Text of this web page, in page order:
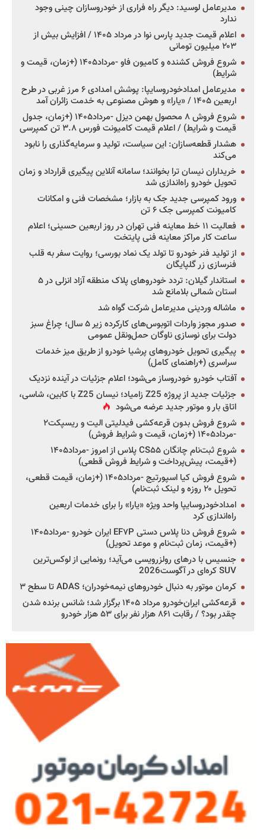
مدیرعامل لوسید: دیگر راه فراری از خودروسازان چینی وجود
ندارد
اعلام قیمت جدید پارس نوا در مرداد ۱۴۰۵ / افزایش بیش از
۲۰۳ میلیون تومانی
شروع فروش کشنده و کامیون فاو -مرداد۱۴۰۵ (+زمان، قیمت و
شرایط)
مدیرعامل امدادخودروسایپا: پوشش امدادی ۶ مرز غربی در طرح
اربعین ۱۴۰۵ / «یارا» و هوش مصنوعی به خدمت زائران آمد
شروع فروش ۸ محصول بهمن دیزل -مرداد۱۴۰۵ (+زمان، جدول
قیمت و شرایط) / اعلام قیمت کامیونت فورس ۳.۸ تن کمپرسی
هشدار قطعه‌سازان: این سیاست، تولید و سرمایه‌گذاری را نابود
می‌کند
خریداران نیسان ترا بخوانند؛ سامانه آنلاین پیگیری قرارداد و زمان
تحویل خودرو راه‌اندازی شد
ورود کمپرسی جدید جک به بازار؛ مشخصات فنی و امکانات
کامیونت کمپرسی جک ۶ تن
فعالیت ۱۱ خط معاینه فنی تهران در روز اربعین حسینی؛ اعلام
ساعت کار مراکز معاینه فنی پایتخت
از تولید فنر خودرو تا تولد یک نماد بورسی؛ روایت سفر به قلب
فنرسازی زر گلپایگان
استاندار گیلان: تردد خودروهای پلاک منطقه آزاد انزلی در ۵
استان شمالی بلامانع شد
ماشاله وردینی مدیرعامل شرکت گواه شد
صدور مجوز واردات اتوبوس‌های کارکرده زیر ۵ سال؛ چراغ سبز
دولت برای نوسازی ناوگان حمل‌ونقل عمومی
پیگیری تحویل خودروهای پرشیا خودرو از طریق میز خدمات
سراسری (+راهنمای کامل)
آفتاب خودرو خودروساز می‌شود؛ اعلام جزئیات در آینده نزدیک
جزئیات جدید از پروژه Z25 زامیاد؛ نیسان Z25 با کابین، شاسی،
اتاق بار و موتور جدید عرضه می‌شود
شروع فروش بدون قرعه‌کشی فیدلیتی الیت و ریسپکت۲
-مرداد۱۴۰۵ (+زمان، قیمت و شرایط فروش)
شروع ثبت‌نام چانگان CS۵۵ پلاس از امروز -مرداد۱۴۰۵
(+قیمت، پیش‌پرداخت و شرایط فروش قطعی)
شروع فروش کیا اسپورتیج -مرداد۱۴۰۵ (+زمان، قیمت قطعی،
تحویل ۲۰ روزه و لینک ثبت‌نام)
امدادخودروسایپا واحد ویژه «یارا» را برای خدمات اربعین
راه‌اندازی کرد
شروع فروش دنا پلاس دستی EF۷P ایران خودرو -مرداد۱۴۰۵
(+قیمت، زمان ثبت‌نام و موعد تحویل)
جنسیس با درهای رولزرویسی می‌آید؛ رونمایی از لوکس‌ترین
SUV کره‌ای در آگوست2026
کرمان موتور به دنبال خودروهای نیمه‌خودران؛ ADAS تا سطح ۳
قرعه‌کشی ایران‌خودرو مرداد ۱۴۰۵ برگزار شد؛ شانس برنده شدن
چقدر بود؟ / رقابت ۸۶۱ هزار نفر برای ۵۳ هزار خودرو